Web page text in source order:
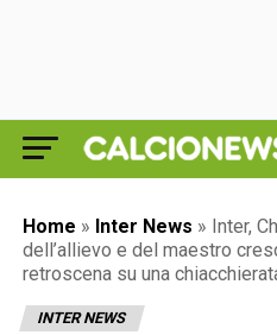
Home » Inter News » Inter,
dell’allievo e del maestro
retroscena su una
INTER NEWS